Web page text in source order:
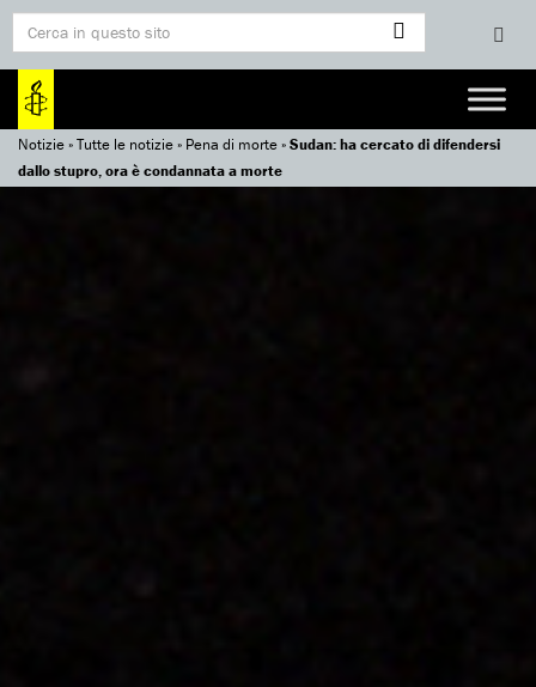
Notizie»Tutte le notizie» Pena di morte»Sudan: ha cercato di difendersi
dallo stupro, ora è condannata a morte